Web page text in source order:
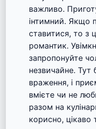
важливо.
інтимний. Якщо
ставитися, то з
романтик.
запропонуйте
незвичайне. Тут
враження, і
вмієте чи не
разом на
корисно, цікаво